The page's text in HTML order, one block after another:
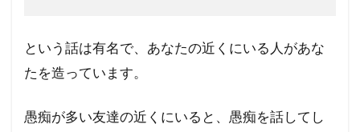
という話は有名で、あなたの近くにいる人があな
たを造っています。
愚痴が多い友達の近くにいると、愚痴を話してし